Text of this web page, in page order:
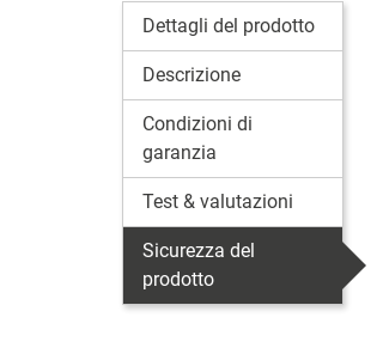
Dettagli del prodotto
Descrizione
Condizioni di
garanzia
Test & valutazioni
Sicurezza del
prodotto